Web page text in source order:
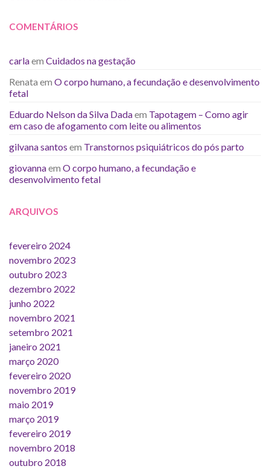
COMENTÁRIOS
carlaem Cuidados na gestação
Renata em O corpo humano, a fecundação e desenvolvimento
fetal
Eduardo Nelson da Silva Dadaem Tapotagem – Como agir
em caso de afogamento com leite ou alimentos
gilvana santos em Transtornos psiquiátricos do pós parto
giovannaem O corpo humano, a fecundação e
desenvolvimento fetal
ARQUIVOS
fevereiro 2024
novembro 2023
outubro 2023
dezembro 2022
junho 2022
novembro 2021
setembro 2021
janeiro 2021
março 2020
fevereiro 2020
novembro 2019
maio 2019
março 2019
fevereiro 2019
novembro 2018
outubro 2018